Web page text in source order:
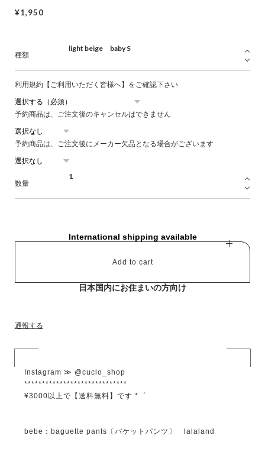
¥1,950
種類
利用規約【ご利用いただく皆様へ】をご確認下さい
予約商品は、ご注文後のキャンセルはできません
予約商品は、ご注文後にメーカー欠品となる場合がございます
数量
International shipping available
Add to cart
日本国内にお住まいの方向け
通報する
Instagram ≫ @cuclo_shop
*****************************
¥3000以上で【送料無料】です *゜
bebe：baguette pants〔バケットパンツ〕 lalaland